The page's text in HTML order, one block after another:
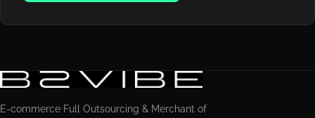
E-commerce Full Outsourcing & Merchant of